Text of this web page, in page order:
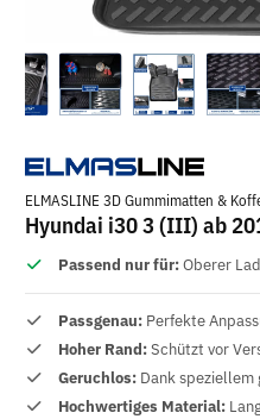
ELMASLINE 3D Gummimatten &
Hyundai i30 3 (III) ab
Passend nur für:Oberer
Passgenau: Perfekte
Hoher Rand:Schützt vor
Geruchlos: Dank speziellem
Hochwertiges Material: